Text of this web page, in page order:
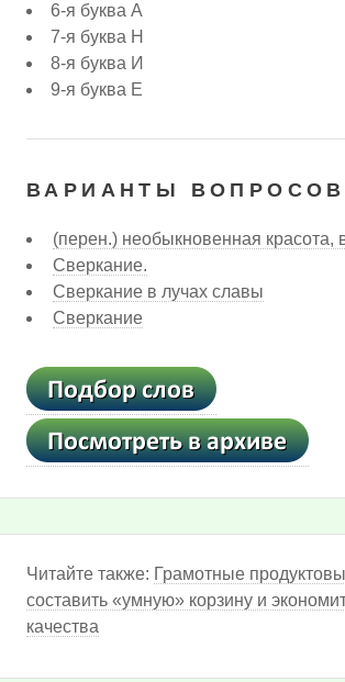
6-я буква А
7-я буква Н
8-я буква И
9-я буква Е
ВАРИАНТЫ
(перен.) необыкновенная красота,
Сверкание.
Сверкание в лучах славы
Сверкание
Читайте также: Грамотные
составить «умную» корзину и
качества